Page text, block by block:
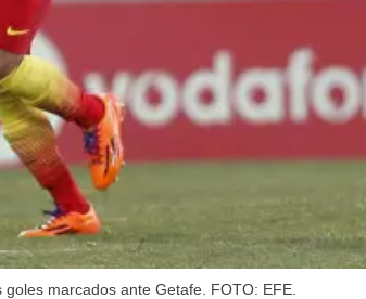
marcados ante Getafe. FOTO: EFE.